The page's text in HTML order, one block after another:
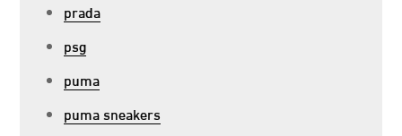
prada
psg
puma
puma sneakers